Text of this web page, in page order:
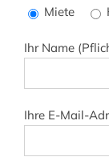
dieses
leer.
Miete
Ihr Name
Ihre E-Mail-